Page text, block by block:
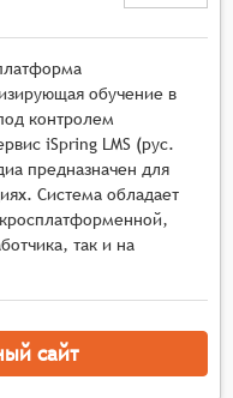
возможностью
одновременно,
в зависимости от
отображения,
инструментами
с виртуальными
и документов, а
форматов
в реальном
с функциями
сессиями
обучение в
контролем
iSpring LMS (рус.
предназначен для
Система обладает
так и на
сайт